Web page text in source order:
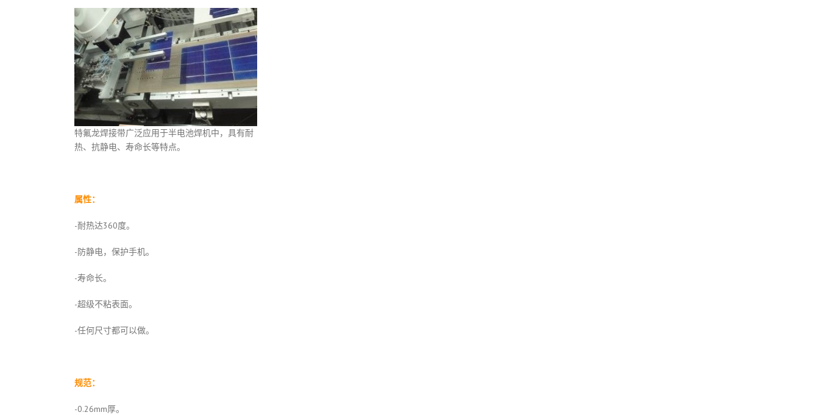
特氟龙焊接带广泛应用于半电池焊机中，具有耐
热、抗静电、寿命长等特点。
属性：
-耐热达360度。
-防静电，保护手机。
-寿命长。
-超级不粘表面。
-任何尺寸都可以做。
规范：
-0.26mm厚。